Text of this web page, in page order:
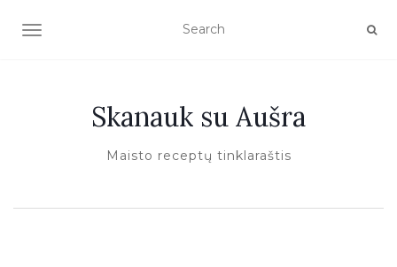
TOGGLE NAVIGATION
Skanauk su Aušra
Maisto receptų tinklaraštis